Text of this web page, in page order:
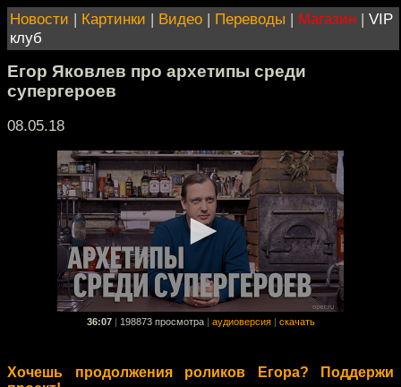
Новости | Картинки | Видео | Переводы | Магазин | VIP
клуб
Егор Яковлев про архетипы среди
супергероев
08.05.18
36:07 198873 просмотра аудиоверсия скачать
Хочешь продолжения роликов Егора? Поддержи